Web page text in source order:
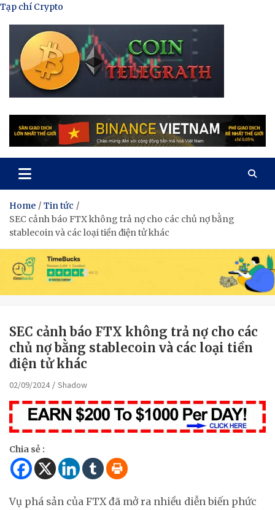
Skip
content
Tạp chí Crypto
Tạp Chí Tiền Mã Hóa
Home
Tin tức
SEC cảnh báo FTX không trả nợ cho các chủ nợ bằng
stablecoin và các loại tiền điện tử khác
SEC cảnh báo FTX không trả nợ cho các
chủ nợ bằng stablecoin và các loại tiền
điện tử khác
02/09/2024 Shadow
Chia sẻ :
Vụ phá sản của FTX đã mở ra nhiều diễn biến phức